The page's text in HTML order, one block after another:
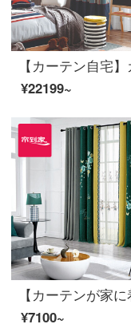
¥22199~
¥7100~